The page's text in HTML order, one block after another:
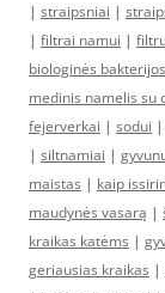
| straipsniai |
| filtrai namui |
biologinės bakterijos
medinis namelis su
fejerverkai | sodui |
| siltnamiai |
maistas | kaip
maudynės vasarą |
kraikas katėms |
geriausias kraikas |